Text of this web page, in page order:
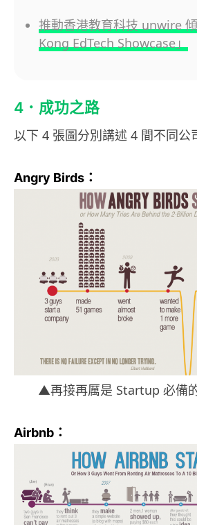
推動香港教育科技 unwire
Kong EdTech Showcase」
4．成功之路
以下 4 張圖分別講述 4 間不同公
Angry Birds：
▲再接再厲是 Startup 必備
Airbnb：